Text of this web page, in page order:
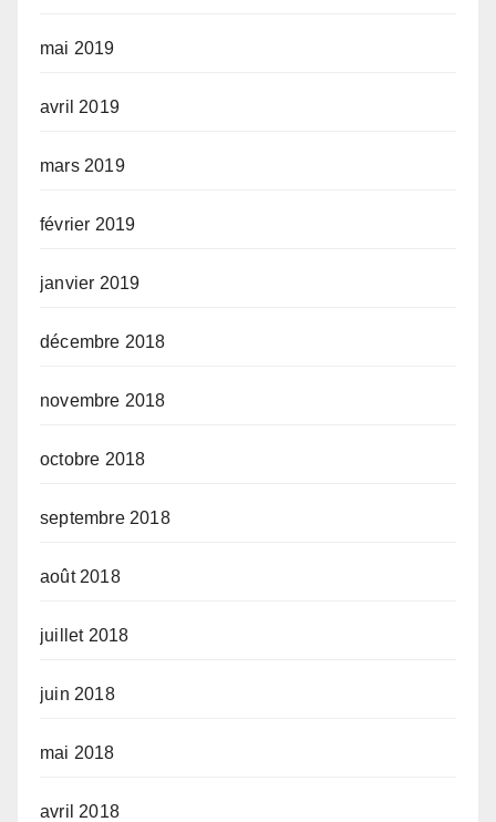
mai 2019
avril 2019
mars 2019
février 2019
janvier 2019
décembre 2018
novembre 2018
octobre 2018
septembre 2018
août 2018
juillet 2018
juin 2018
mai 2018
avril 2018